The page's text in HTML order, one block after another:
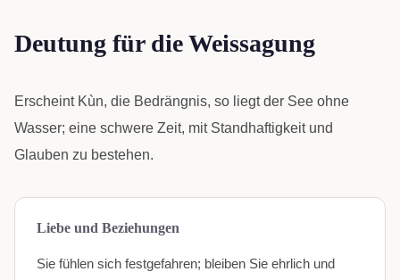
Deutung für die Weissagung
Erscheint Kùn, die Bedrängnis, so liegt der See ohne
Wasser; eine schwere Zeit, mit Standhaftigkeit und
Glauben zu bestehen.
Liebe und Beziehungen
Sie fühlen sich festgefahren; bleiben Sie ehrlich und